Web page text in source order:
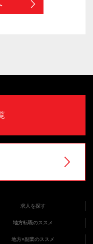
求人を探す
地方転職のススメ
地方×副業のススメ